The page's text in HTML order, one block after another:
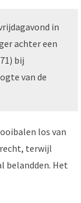
in
achter een
bij
van de
los van
terwijl
belandden. Het